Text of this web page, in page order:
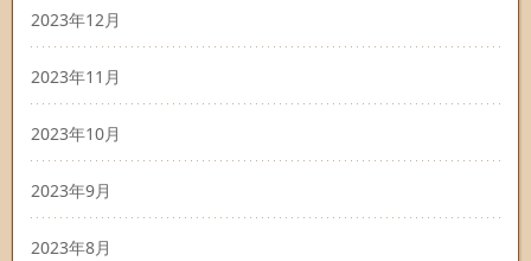
2023年12月
2023年11月
2023年10月
2023年9月
2023年8月